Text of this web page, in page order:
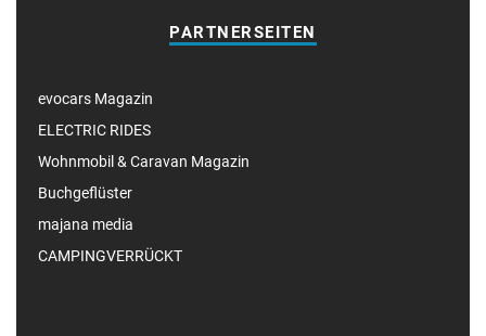
PARTNERSEITEN
evocars Magazin
ELECTRIC RIDES
Wohnmobil & Caravan Magazin
Buchgeflüster
majana media
CAMPINGVERRÜCKT